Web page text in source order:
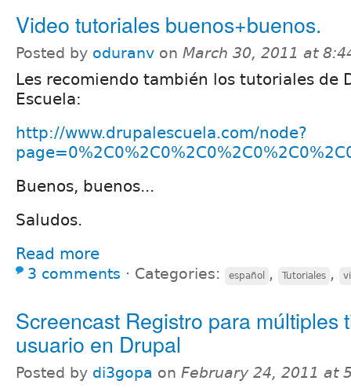
Video tutoriales buenos+buenos.
Posted by oduranv on March 30, 2011 at
Les recomiendo también los tutoriales de
Escuela:
http://www.drupalescuela.com/node?
Buenos, buenos...
Saludos.
Read more
3 comments ⋅ Categories: español , Tutoriales ,
Screencast Registro para múltiples
usuario en Drupal
Posted by di3gopa on February 24, 2011 at